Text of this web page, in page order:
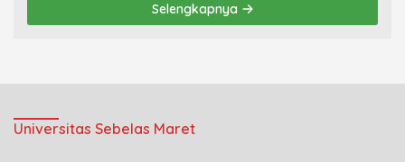
Selengkapnya
Universitas Sebelas Maret